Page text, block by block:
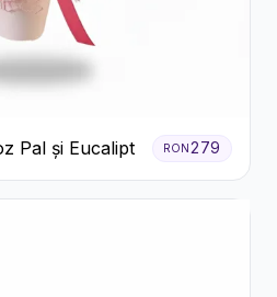
Pal și Eucalipt RON279